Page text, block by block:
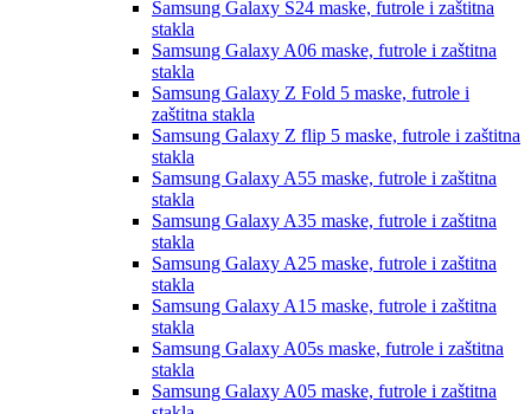
Samsung Galaxy S24 maske, futrole i zaštitna
stakla
Samsung Galaxy A06 maske, futrole i zaštitna
stakla
Samsung Galaxy Z Fold 5 maske, futrole i
zaštitna stakla
Samsung Galaxy Z flip 5 maske, futrole i zaštitna
stakla
Samsung Galaxy A55 maske, futrole i zaštitna
stakla
Samsung Galaxy A35 maske, futrole i zaštitna
stakla
Samsung Galaxy A25 maske, futrole i zaštitna
stakla
Samsung Galaxy A15 maske, futrole i zaštitna
stakla
Samsung Galaxy A05s maske, futrole i zaštitna
stakla
Samsung Galaxy A05 maske, futrole i zaštitna